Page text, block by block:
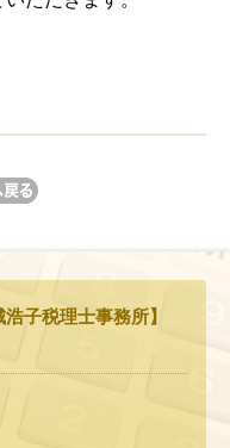
子税理士事務所】